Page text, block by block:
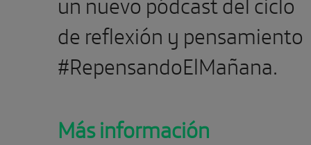
de reflexión y pensamiento
#RepensandoElMañana.
Más información